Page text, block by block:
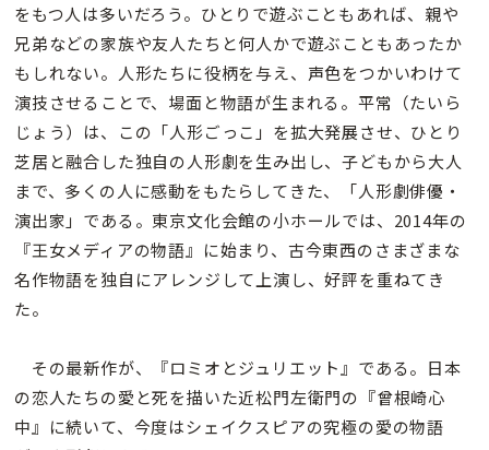
をもつ人は多いだろう。ひとりで遊ぶこともあれば、親や
兄弟などの家族や友人たちと何人かで遊ぶこともあったか
もしれない。人形たちに役柄を与え、声色をつかいわけて
演技させることで、場面と物語が生まれる。平常（たいら
じょう）は、この「人形ごっこ」を拡大発展させ、ひとり
芝居と融合した独自の人形劇を生み出し、子どもから大人
まで、多くの人に感動をもたらしてきた、「人形劇俳優・
演出家」である。東京文化会館の小ホールでは、2014年の
『王女メディアの物語』に始まり、古今東西のさまざまな
名作物語を独自にアレンジして上演し、好評を重ねてき
た。
その最新作が、『ロミオとジュリエット』である。日本
の恋人たちの愛と死を描いた近松門左衛門の『曾根崎心
中』に続いて、今度はシェイクスピアの究極の愛の物語